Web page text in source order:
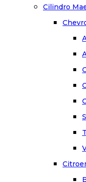
Cilindro